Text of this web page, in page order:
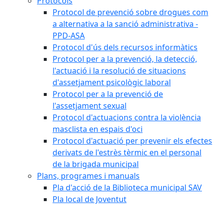
Protocol de prevenció sobre drogues com
a alternativa a la sanció administrativa -
PPD-ASA
Protocol d'ús dels recursos informàtics
Protocol per a la prevenció, la detecció,
l'actuació i la resolució de situacions
d'assetjament psicològic laboral
Protocol per a la prevenció de
l'assetjament sexual
Protocol d'actuacions contra la violència
masclista en espais d'oci
Protocol d'actuació per prevenir els efectes
derivats de l'estrès tèrmic en el personal
de la brigada municipal
Plans, programes i manuals
Pla d'acció de la Biblioteca municipal SAV
Pla local de Joventut